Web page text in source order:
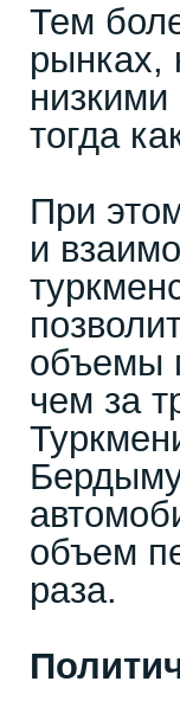
Тем
рынках,
тогда
При
и
объемы
чем за
объем
раза.